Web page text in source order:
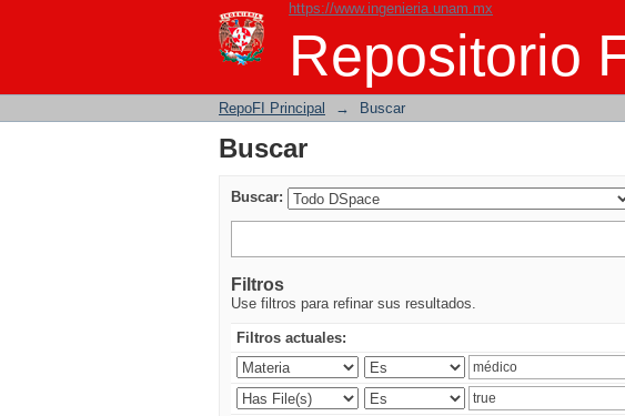
https://www.ingenieria.unam.mx
Repositorio
Buscar
RepoFI Principal → Buscar
Buscar
Buscar:
Filtros
Use filtros para refinar sus resultados.
Filtros actuales: